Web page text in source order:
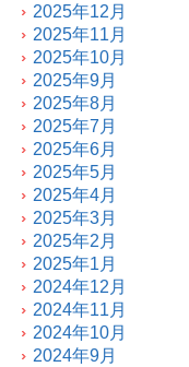
2025年12月
2025年11月
2025年10月
2025年9月
2025年8月
2025年7月
2025年6月
2025年5月
2025年4月
2025年3月
2025年2月
2025年1月
2024年12月
2024年11月
2024年10月
2024年9月